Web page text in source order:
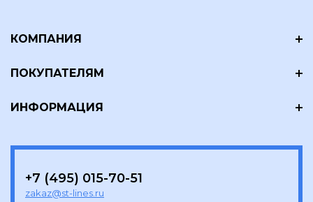
КОМПАНИЯ
ПОКУПАТЕЛЯМ
ИНФОРМАЦИЯ
+7 (495) 015-70-51
zakaz@st-lines.ru